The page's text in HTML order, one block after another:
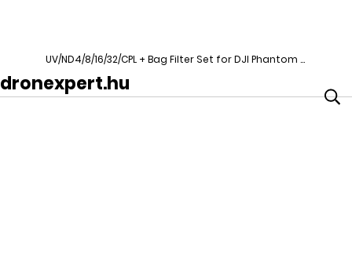
UV/ND4/8/16/32/CPL + Bag Filter Set for DJI Phantom 4 Pro
dronexpert.hu